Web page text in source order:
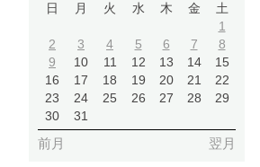
日 月 火 水 木 金
土
1
2
3 4 5 6 7
8
9
10 11 12 13 14
15
16
17 18 19 20 21
22
23
24 25 26 27 28
29
30
31
前月 翌月